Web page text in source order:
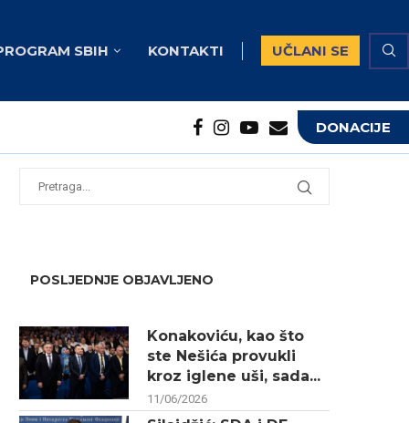
SBIH KONTAKTI UČLANI SE
DONACIJE
POSLJEDNJE OBJAVLJENO
Konakoviću, kao što
ste Nešića provukli
kroz iglene uši, sada...
11/06/2026